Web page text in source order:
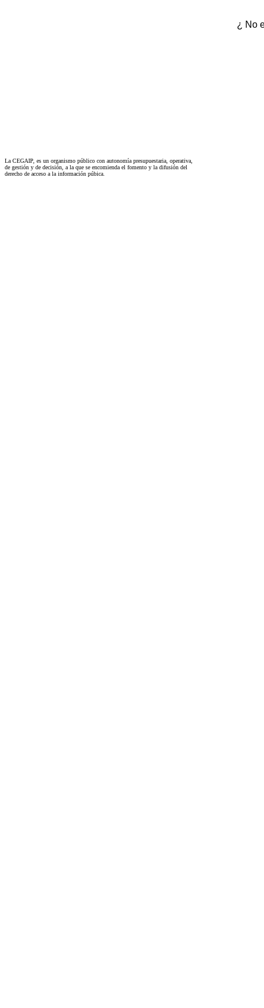
¿ No
La CEGAIP, es un organismo público con autonomía presupuestaria, operativa,
de gestión y de decisión, a la que se encomienda el fomento y la difusión del
derecho de acceso a la información púbica.